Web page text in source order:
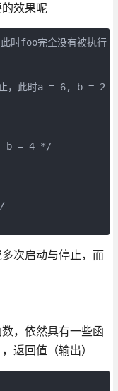
效果呢
时foo完全没有被执行
，此时a = 6, b = 2
b = 4 */
次启动与停止，而
，依然具有一些函
返回值（输出）